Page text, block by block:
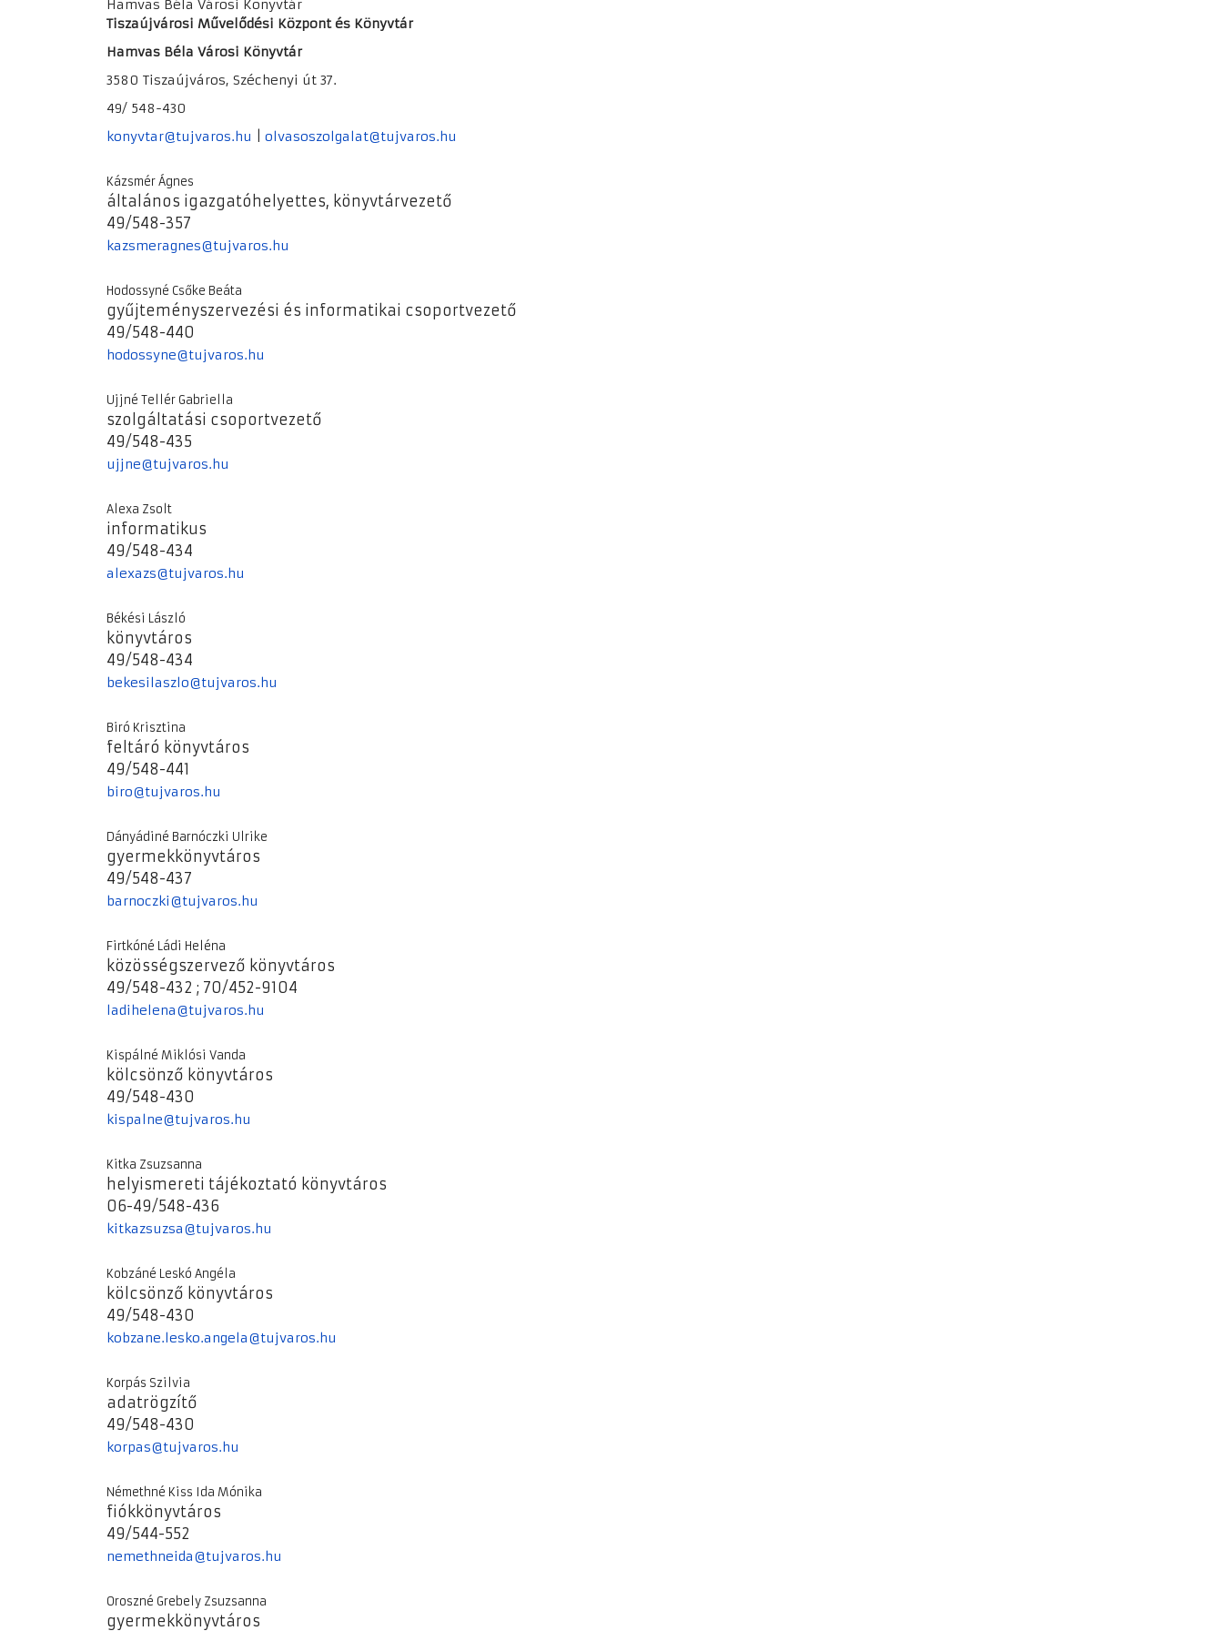
Hamvas Béla Városi Könyvtár
Tiszaújvárosi Művelődési Központ és Könyvtár
Hamvas Béla Városi Könyvtár
3580 Tiszaújváros, Széchenyi út 37.
49/ 548-430
konyvtar@tujvaros.hu
olvasoszolgalat@tujvaros.hu
Kázsmér Ágnes
általános igazgatóhelyettes, könyvtárvezető
49/548-357
kazsmeragnes@tujvaros.hu
Hodossyné Csőke Beáta
gyűjteményszervezési és informatikai csoportvezető
49/548-440
hodossyne@tujvaros.hu
Ujjné Tellér Gabriella
szolgáltatási csoportvezető
49/548-435
ujjne@tujvaros.hu
Alexa Zsolt
informatikus
49/548-434
alexazs@tujvaros.hu
Békési László
könyvtáros
49/548-434
bekesilaszlo@tujvaros.hu
Biró Krisztina
feltáró könyvtáros
49/548-441
biro@tujvaros.hu
Dányádiné Barnóczki Ulrike
gyermekkönyvtáros
49/548-437
barnoczki@tujvaros.hu
Firtkóné Ládi Heléna
közösségszervező könyvtáros
49/548-432 ; 70/452-9104
ladihelena@tujvaros.hu
Kispálné Miklósi Vanda
kölcsönző könyvtáros
49/548-430
kispalne@tujvaros.hu
Kitka Zsuzsanna
helyismereti tájékoztató könyvtáros
06-49/548-436
kitkazsuzsa@tujvaros.hu
Kobzáné Leskó Angéla
kölcsönző könyvtáros
49/548-430
kobzane.lesko.angela@tujvaros.hu
Korpás Szilvia
adatrögzítő
49/548-430
korpas@tujvaros.hu
Némethné Kiss Ida Mónika
fiókkönyvtáros
49/544-552
nemethneida@tujvaros.hu
Oroszné Grebely Zsuzsanna
gyermekkönyvtáros